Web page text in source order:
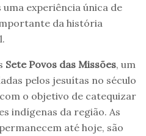
experiência única de
da história
Sete Povos das Missões, um
pelos jesuítas no século
o objetivo de catequizar
indígenas da região. As
até hoje, são